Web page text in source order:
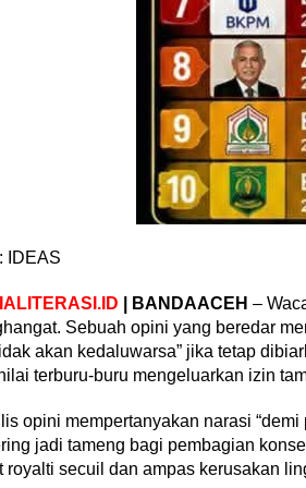
IDEAS
| BANDAACEH –
Sebuah opini yang beredar
akan kedaluwarsa” jika tetap
terburu-buru mengeluarkan izin
opini mempertanyakan narasi
jadi tameng bagi pembagian
royalti secuil dan ampas kerusakan